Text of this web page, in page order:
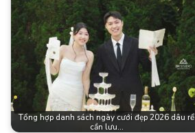
Tổng hợp danh sách ngày cưới đẹp 2026 dâu rể
cần lưu…